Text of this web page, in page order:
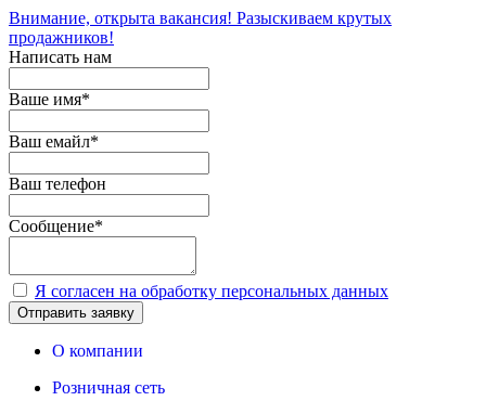
Внимание, открыта вакансия! Разыскиваем крутых
продажников!
Написать нам
Ваше имя*
Ваш емайл*
Ваш телефон
Сообщение*
Я согласен на обработку персональных данных
Отправить заявку
О компании
Розничная сеть